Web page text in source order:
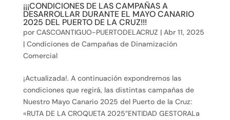
¡¡¡CONDICIONES DE LAS CAMPAÑAS A
DESARROLLAR DURANTE EL MAYO CANARIO
2025 DEL PUERTO DE LA CRUZ!!!
por CASCOANTIGUO-PUERTODELACRUZ | Abr 11, 2025
| Condiciones de Campañas de Dinamización
Comercial
¡Actualizada!. A continuación expondremos las
condiciones que regirá, las distintas campañas de
Nuestro Mayo Canario 2025 del Puerto de la Cruz:
«RUTA DE LA CROQUETA 2025″ENTIDAD GESTORALa